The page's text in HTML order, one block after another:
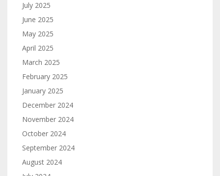
July 2025
June 2025
May 2025
April 2025
March 2025
February 2025
January 2025
December 2024
November 2024
October 2024
September 2024
August 2024